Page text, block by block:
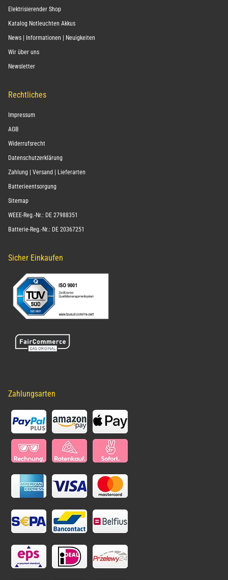
Elektrisierender Shop
Katalog Notleuchten Akkus
News | Informationen | Neuigkeiten
Wir über uns
Newsletter
Rechtliches
Impressum
AGB
Widerrufsrecht
Datenschutzerklärung
Zahlung | Versand | Lieferarten
Batterieentsorgung
Sitemap
WEEE-Reg.-Nr.: DE 27988351
Batterie-Reg.-Nr.: DE 20367251
Sicher Einkaufen
Zahlungsarten